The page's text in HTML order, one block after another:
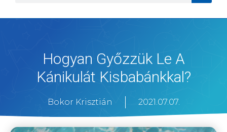
Hogyan Győzzük Le A
Kánikulát Kisbabánkkal?
Bokor Krisztián 2021.07.07.